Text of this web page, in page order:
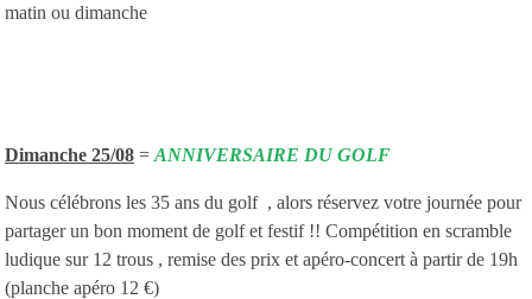
matin ou dimanche
Dimanche 25/08 = ANNIVERSAIRE DU GOLF
Nous célébrons les 35 ans du golf , alors réservez votre journée pour
partager un bon moment de golf et festif !! Compétition en scramble
ludique sur 12 trous , remise des prix et apéro-concert à partir de 19h
(planche apéro 12 €)